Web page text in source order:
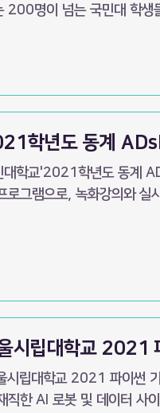
200명이 넘는 국민대 학생
학년도 동계
대학교'2021학년도 동계
로그램으로, 녹화강의와
시립대학교 2021
시립대학교 2021 파이썬
직한 AI 로봇 및 데이터 사